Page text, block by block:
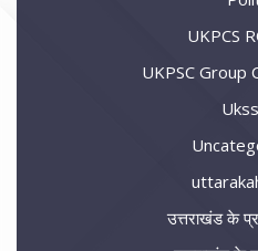
UKPCS
UKPSC Group
उत्तराखंड के